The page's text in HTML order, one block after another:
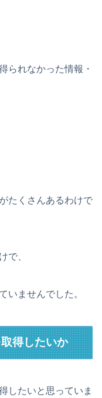
られなかった情報・
たくさんあるわけで
で、
いませんでした。
得したいか
したいと思っていま